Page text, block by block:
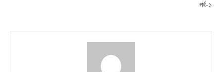
পর্ব-১